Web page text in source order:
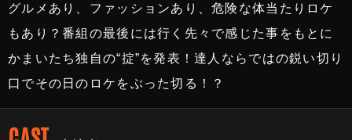
グルメあり、ファッションあり、危険な体当たりロケ
もあり？番組の最後には行く先々で感じた事をもとに
かまいたち独自の“掟”を発表！達人ならではの鋭い切り
口でその日のロケをぶった切る！？